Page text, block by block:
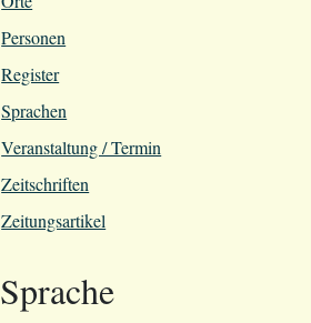
Personen
Register
Sprachen
Veranstaltung / Termin
Zeitschriften
Zeitungsartikel
Sprache